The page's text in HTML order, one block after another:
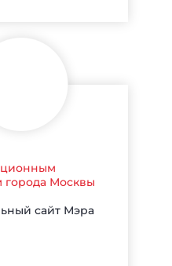
города Москвы
сайт Мэра